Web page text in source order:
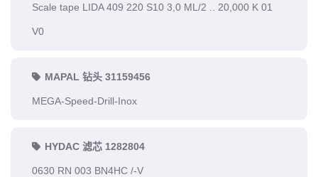
Scale tape LIDA 409 220 S10 3,0 ML/2 .. 20,000 K 01
V0
MAPAL 钻头 31159456
MEGA-Speed-Drill-Inox
HYDAC 滤芯 1282804
0630 RN 003 BN4HC /-V